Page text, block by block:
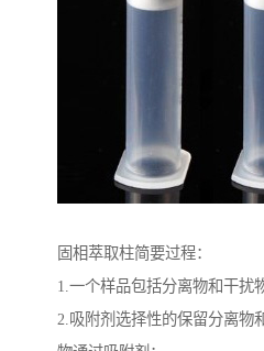
固相萃取柱简要过程：
1.一个样品包括分离物和干扰
2.吸附剂选择性的保留分离物